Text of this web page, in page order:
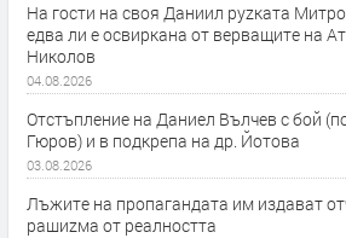
На гости на своя Даниил руzката
едва ли е освиркана от верващите на
Николов
04.08.2026
Отстъпление на Даниел Вълчев с бой
Гюров) и в подкрепа на др. Йотова
03.08.2026
Лъжите на пропагандата им издават
рашиzма от реалността